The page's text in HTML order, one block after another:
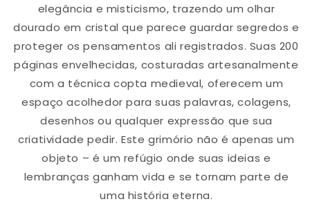
elegância e misticismo, trazendo um olhar
dourado em cristal que parece guardar segredos e
proteger os pensamentos ali registrados. Suas 200
páginas envelhecidas, costuradas artesanalmente
com a técnica copta medieval, oferecem um
espaço acolhedor para suas palavras, colagens,
desenhos ou qualquer expressão que sua
criatividade pedir. Este grimório não é apenas um
objeto – é um refúgio onde suas ideias e
lembranças ganham vida e se tornam parte de
uma história eterna.